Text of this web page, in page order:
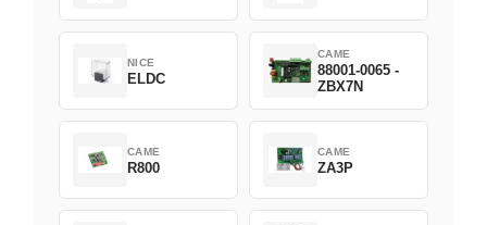
NICE
ELDC
CAME
88001-0065 -
ZBX7N
CAME
R800
CAME
ZA3P